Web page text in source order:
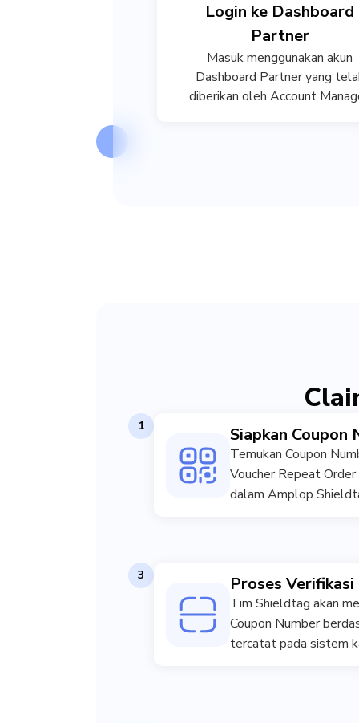
Login ke Dashboard
Partner
Masuk menggunakan akun
Dashboard Partner yang
diberikan oleh Account
1 Siapkan Coupon
Temukan Coupon
Voucher Repeat
dalam Amplop
3 Proses Verifikasi
Tim Shieldtag akan
Coupon Number
tercatat pada sistem